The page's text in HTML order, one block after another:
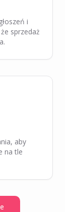
i
sprzedaż
aby
na tle